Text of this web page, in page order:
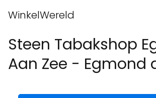
WinkelWereld
Steen Tabakshop
Aan Zee - Egmond